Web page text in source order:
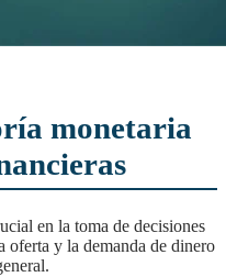
monetaria
oferta y la demanda de dinero